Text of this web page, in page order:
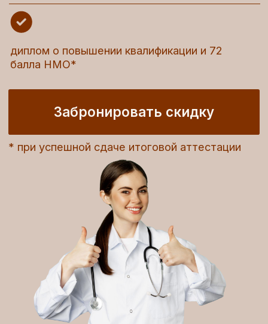
Курс «Школа по медицинской
«Школа по медицинской статистике»—
один из самых популярных курсов от
основателей MD school — выпускников
Гарварда и Йельского университета, который
пригодится всем, кто занимается клинической
грамотно читать любые исследования
самостоятельно проводить базовые
расчеты по научной работе
использовать в работе только
качественные данные
Скидку -6000₽
Общая выгода — 21 100₽!
Забронировать скидку
предложение — заполните
анкету предзаписи и вы
получите: